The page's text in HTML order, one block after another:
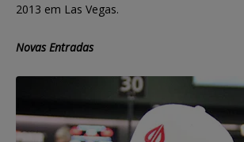
2013 em Las Vegas.
Novas Entradas